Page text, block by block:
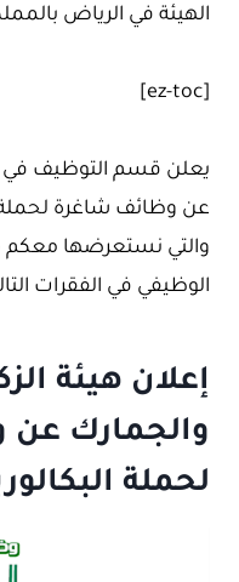
الهيئة في الرياض
[ez-toc]
يعلن قسم التوظيف في
عن وظائف شاغرة
والتي نستعرضها معكم
الوظيفي في الفقرات
إعلان هيئة
والجمارك
لحملة